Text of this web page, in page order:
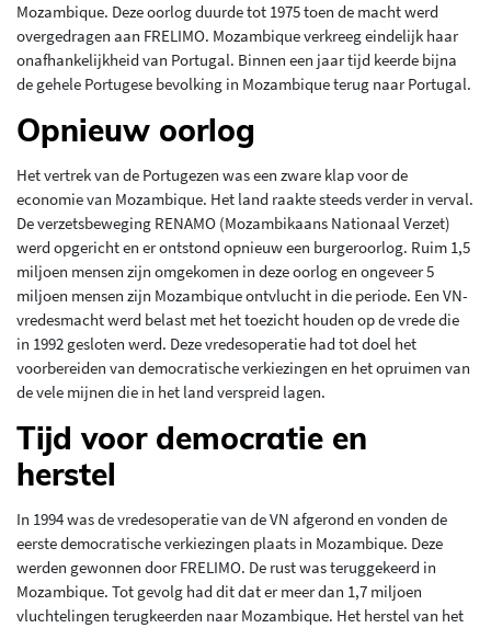
Mozambique. Deze oorlog duurde tot 1975 toen de macht werd
overgedragen aan FRELIMO. Mozambique verkreeg eindelijk haar
onafhankelijkheid van Portugal. Binnen een jaar tijd keerde bijna
de gehele Portugese bevolking in Mozambique terug naar Portugal.
Opnieuw oorlog
Het vertrek van de Portugezen was een zware klap voor de
economie van Mozambique. Het land raakte steeds verder in verval.
De verzetsbeweging RENAMO (Mozambikaans Nationaal Verzet)
werd opgericht en er ontstond opnieuw een burgeroorlog. Ruim 1,5
miljoen mensen zijn omgekomen in deze oorlog en ongeveer 5
miljoen mensen zijn Mozambique ontvlucht in die periode. Een VN-
vredesmacht werd belast met het toezicht houden op de vrede die
in 1992 gesloten werd. Deze vredesoperatie had tot doel het
voorbereiden van democratische verkiezingen en het opruimen van
de vele mijnen die in het land verspreid lagen.
Tijd voor democratie en
herstel
In 1994 was de vredesoperatie van de VN afgerond en vonden de
eerste democratische verkiezingen plaats in Mozambique. Deze
werden gewonnen door FRELIMO. De rust was teruggekeerd in
Mozambique. Tot gevolg had dit dat er meer dan 1,7 miljoen
vluchtelingen terugkeerden naar Mozambique. Het herstel van het